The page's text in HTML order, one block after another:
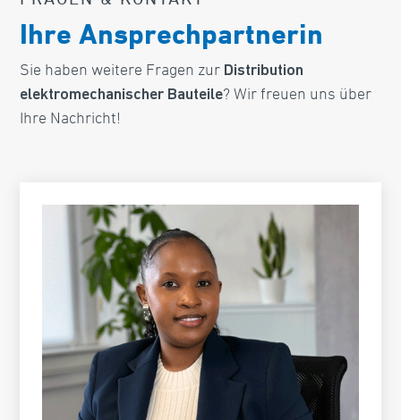
Ihre Ansprechpartnerin
Sie haben weitere Fragen zur Distribution
elektromechanischer Bauteile? Wir freuen uns über
Ihre Nachricht!